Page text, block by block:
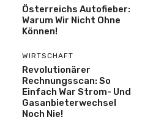
Österreichs Autofieber:
Warum Wir Nicht Ohne
Können!
WIRTSCHAFT
Revolutionärer
Rechnungsscan: So
Einfach War Strom- Und
Gasanbieterwechsel
Noch Nie!